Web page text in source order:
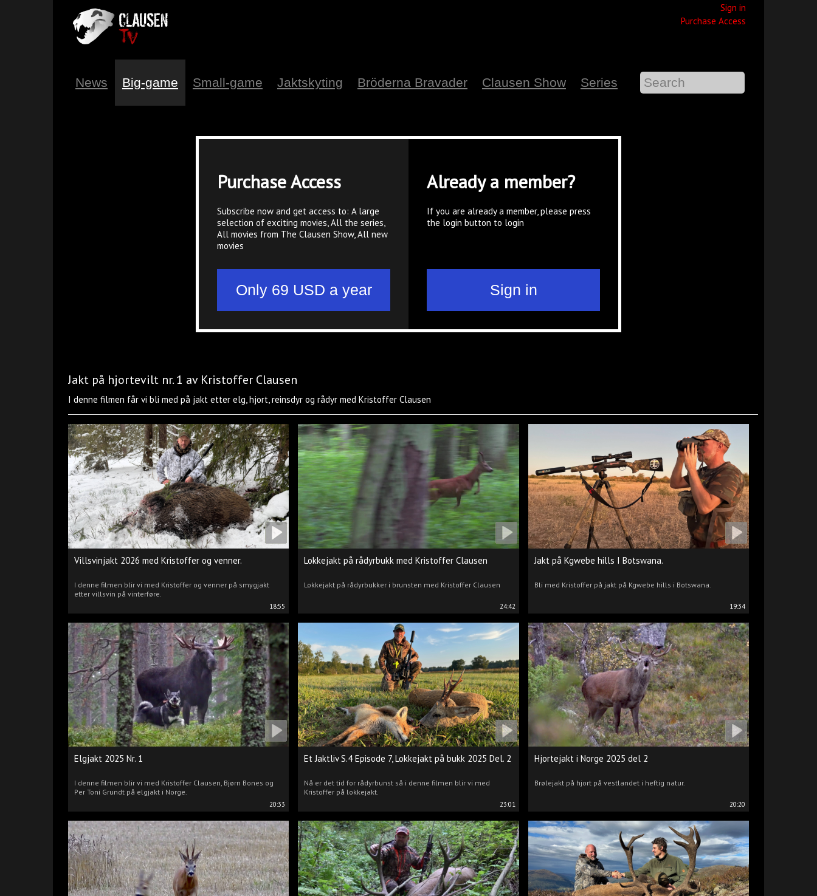
Sign in
Purchase Access
News Big-game Small-game Jaktskyting Bröderna Bravader Clausen Show Series
Purchase Access
Subscribe now and get access to: A large
selection of exciting movies, All the series,
All movies from The Clausen Show, All new
movies
Already a member?
If you are already a member, please press
the login button to login
Jakt på hjortevilt nr. 1 av Kristoffer Clausen
I denne filmen får vi bli med på jakt etter elg, hjort, reinsdyr og rådyr med Kristoffer Clausen
18:55
Villsvinjakt 2026 med Kristoffer og venner.
I denne filmen blir vi med Kristoffer og venner på smygjakt
etter villsvin på vinterføre.
24:42
Lokkejakt på rådyrbukk med Kristoffer Clausen
Lokkejakt på rådyrbukker i brunsten med Kristoffer Clausen
19:34
Jakt på Kgwebe hills I Botswana.
Bli med Kristoffer på jakt på Kgwebe hills i Botswana.
20:33
Elgjakt 2025 Nr. 1
I denne filmen blir vi med Kristoffer Clausen, Bjørn Bones og
Per Toni Grundt på elgjakt i Norge.
23:01
Et Jaktliv S.4 Episode 7, Lokkejakt på bukk 2025 Del. 2
Nå er det tid for rådyrbunst så i denne filmen blir vi med
Kristoffer på lokkejakt.
20:20
Hjortejakt i Norge 2025 del 2
Brølejakt på hjort på vestlandet i heftig natur.